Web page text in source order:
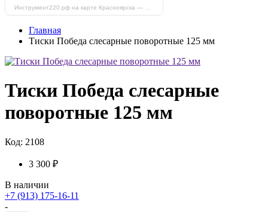
Главная
Тиски Победа слесарные поворотные 125 мм
Тиски Победа слесарные
поворотные 125 мм
Код: 2108
3 300 ₽
В наличии
+7 (913) 175-16-11
-